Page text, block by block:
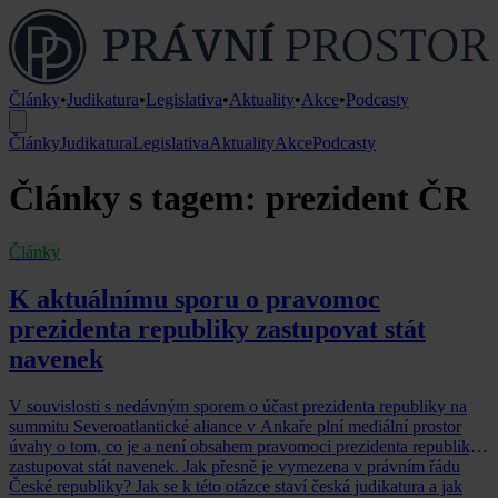
Články•Judikatura•Legislativa•Aktuality•Akce•Podcasty
ČlánkyJudikaturaLegislativaAktualityAkcePodcasty
Články s tagem: prezident ČR
Články
K aktuálnímu sporu o pravomoc
prezidenta republiky zastupovat stát
navenek
V souvislosti s nedávným sporem o účast prezidenta republiky na
summitu Severoatlantické aliance v Ankaře plní mediální prostor
úvahy o tom, co je a není obsahem pravomoci prezidenta republiky
zastupovat stát navenek. Jak přesně je vymezena v právním řádu
České republiky? Jak se k této otázce staví česká judikatura a jak